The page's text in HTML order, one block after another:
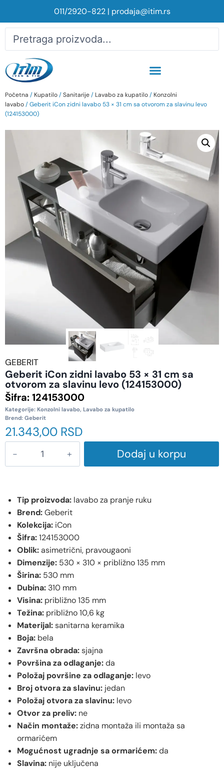
011/2920-822| prodaja@itim.rs
Početna / Kupatilo/Sanitarije/ Lavabo za kupatilo/ Konzolni
lavabo/ Geberit iCon zidni lavabo 53 × 31 cm sa otvorom za slavinu levo
(124153000)
GEBERIT
Geberit iCon zidni lavabo 53 × 31 cm sa
otvorom za slavinu levo (124153000)
Šifra:124153000
Kategorije: Konzolni lavabo, Lavabo za kupatilo
Brend: Geberit
21.343,00 RSD
Dodaj u korpu
Tip proizvoda: lavabo za pranje ruku
Brend:Geberit
Kolekcija: iCon
Šifra:124153000
Oblik:asimetrični, pravougaoni
Dimenzije: 530 × 310 × približno 135 mm
Širina: 530 mm
Dubina: 310 mm
Visina: približno 135 mm
Težina: približno 10,6 kg
Materijal:sanitarna keramika
Boja: bela
Završna obrada:sjajna
Površina za odlaganje:da
Položaj površine za odlaganje: levo
Broj otvora za slavinu: jedan
Položaj otvora za slavinu: levo
Otvor za preliv: ne
Način montaže:zidna montaža ili montaža sa
ormarićem
Mogućnost ugradnje sa ormarićem:da
Slavina: nije uključena